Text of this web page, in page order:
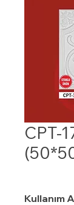
CPT-
Kullanım